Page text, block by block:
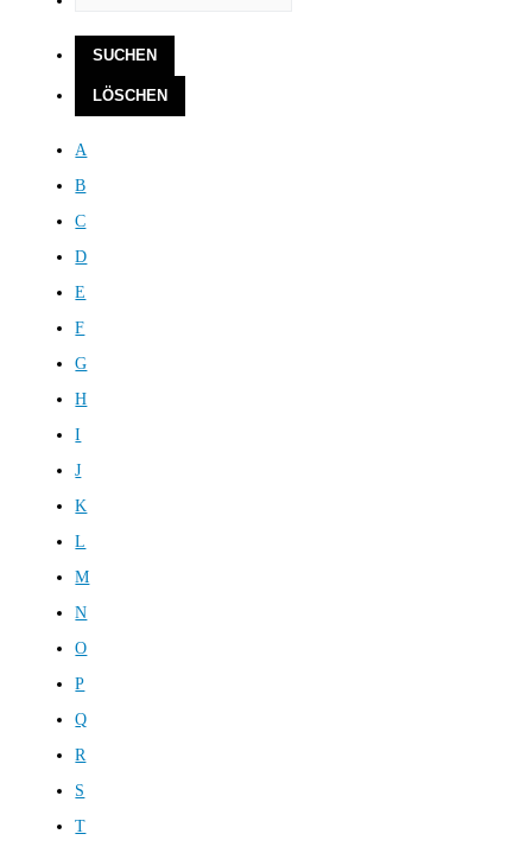
A
B
C
D
E
F
G
H
I
J
K
L
M
N
O
P
Q
R
S
T